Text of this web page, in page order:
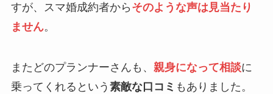
すが、スマ婚成約者から そのような声は見当たり
ません。
またどのプランナーさんも、 親身になって相談に
乗ってくれるという 素敵な口コミ もありました。